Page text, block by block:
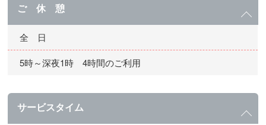
ご 休 憩
全 日
5時～深夜1時 4時間のご利用
サービスタイム